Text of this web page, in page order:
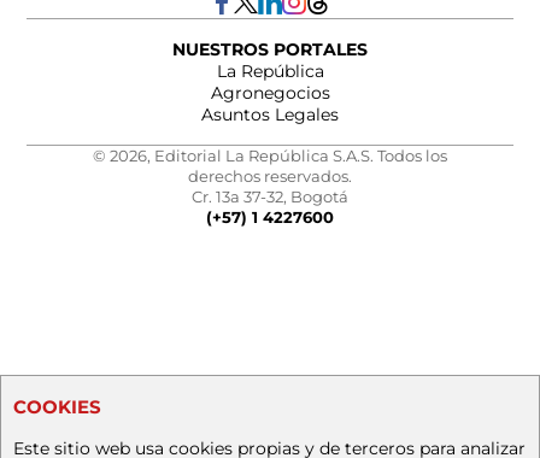
NUESTROS PORTALES
La República
Agronegocios
Asuntos Legales
© 2026, Editorial La República S.A.S. Todos los
derechos reservados.
Cr. 13a 37-32, Bogotá
(+57) 1 4227600
COOKIES
Este sitio web usa cookies propias y de terceros para analizar